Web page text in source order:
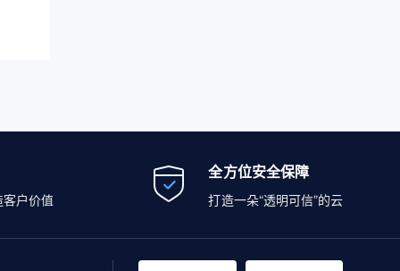
客户价值
全方位安全保障
打造一朵“透明可信”的云